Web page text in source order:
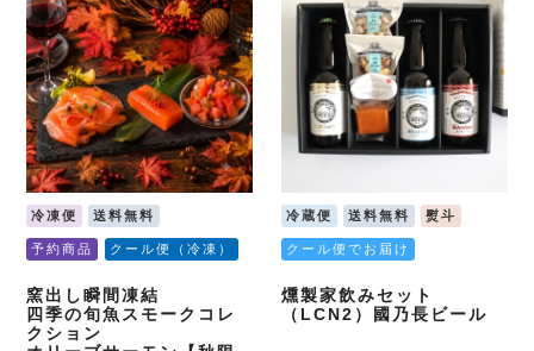
冷凍便 送料無料
予約商品 クール便（冷凍）
窯出し瞬間凍結
四季の旬魚スモークコレ
クション
冷蔵便 送料無料 熨斗
クール便でお届け
燻製家飲みセット
（LCN2）國乃長ビール